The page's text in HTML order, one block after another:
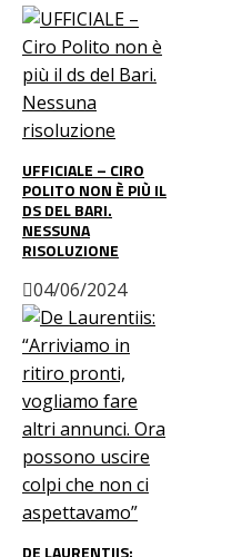
UFFICIALE – CIRO
POLITO NON È PIÙ IL
DS DEL BARI.
NESSUNA
RISOLUZIONE
04/06/2024
DE LAURENTIIS: